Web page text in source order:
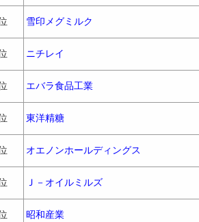
雪印メグミルク
ニチレイ
エバラ食品工業
東洋精糖
オエノンホールディングス
Ｊ－オイルミルズ
昭和産業